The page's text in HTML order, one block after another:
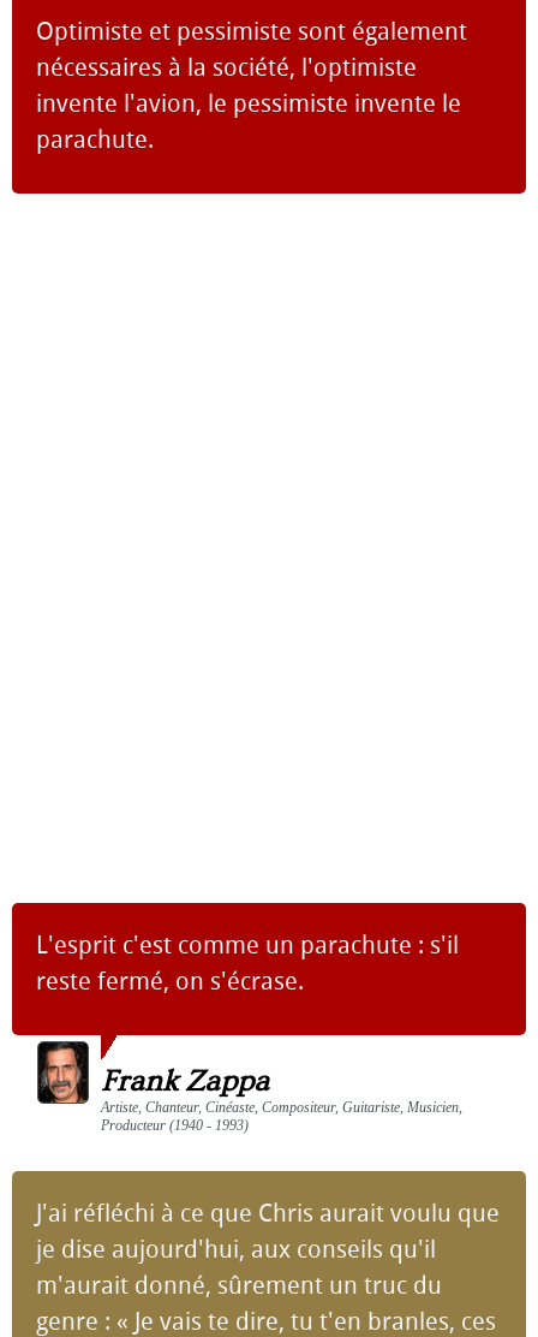
Optimiste et pessimiste sont également
nécessaires à la société, l'optimiste
invente l'avion, le pessimiste invente le
parachute.
L'esprit c'est comme un parachute : s'il
reste fermé, on s'écrase.
Frank Zappa
Artiste, Chanteur, Cinéaste, Compositeur, Guitariste, Musicien,
Producteur (1940 - 1993)
J'ai réfléchi à ce que Chris aurait voulu que
je dise aujourd'hui, aux conseils qu'il
m'aurait donné, sûrement un truc du
genre : « Je vais te dire, tu t'en branles, ces